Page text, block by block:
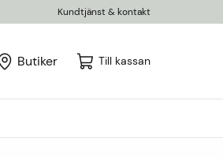
Kundtjänst & kontakt
Butiker Till kassan